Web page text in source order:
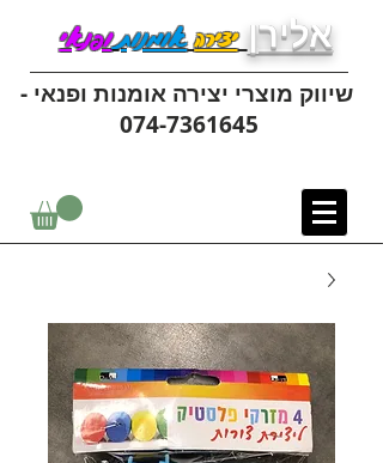
אלירן יצירהאומנותופנאי
שיווק מוצרי יצירה אומנות ופנאי -
074-7361645